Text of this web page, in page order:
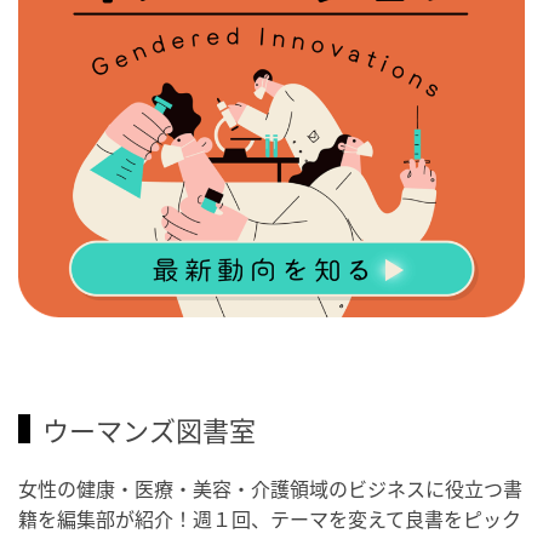
ウーマンズ図書室
女性の健康・医療・美容・介護領域のビジネスに役立つ書
籍を編集部が紹介！週１回、テーマを変えて良書をピック